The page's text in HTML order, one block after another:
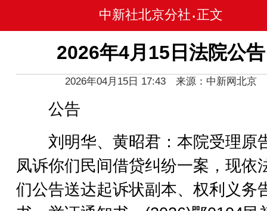
中新社北京分社 • 正文
2026年4月15日法院公告
2026年04月15日 17:43 来源：中新网北京
公告
刘明华、黄昭君：本院受理原
凤诉你们民间借贷纠纷一案，现依
们公告送达起诉状副本、权利义务